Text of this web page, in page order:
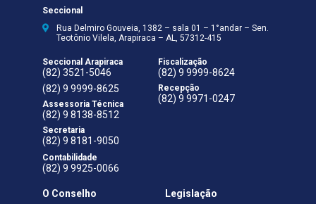
Seccional
Rua Delmiro Gouveia, 1382 – sala 01 – 1°andar – Sen.
Teotônio Vilela, Arapiraca – AL, 57312-415
Seccional Arapiraca
(82) 3521-5046
(82) 9 9999-8625
Assessoria Técnica
(82) 9 8138-8512
Secretaria
(82) 9 8181-9050
Contabilidade
(82) 9 9925-0066
Fiscalização
(82) 9 9999-8624
Recepção
(82) 9 9971-0247
O Conselho
Legislação